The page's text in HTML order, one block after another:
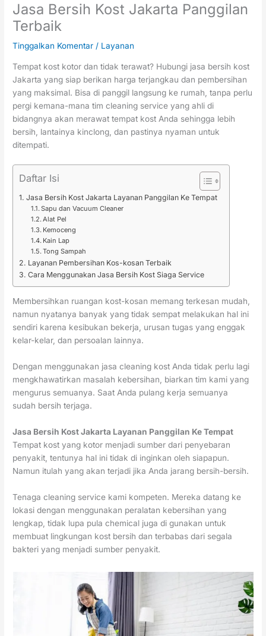
Jasa Bersih Kost Jakarta Panggilan
Terbaik
Tinggalkan Komentar / Layanan
Tempat kost kotor dan tidak terawat? Hubungi jasa bersih kost
Jakarta yang siap berikan harga terjangkau dan pembersihan
yang maksimal. Bisa di panggil langsung ke rumah, tanpa perlu
pergi kemana-mana tim cleaning service yang ahli di
bidangnya akan merawat tempat kost Anda sehingga lebih
bersih, lantainya kinclong, dan pastinya nyaman untuk
ditempati.
Daftar Isi
Jasa Bersih Kost Jakarta Layanan Panggilan Ke Tempat
Sapu dan Vacuum Cleaner
Alat Pel
Kemoceng
Kain Lap
Tong Sampah
Layanan Pembersihan Kos-kosan Terbaik
Cara Menggunakan Jasa Bersih Kost Siaga Service
Membersihkan ruangan kost-kosan memang terkesan mudah,
namun nyatanya banyak yang tidak sempat melakukan hal ini
sendiri karena kesibukan bekerja, urusan tugas yang enggak
kelar-kelar, dan persoalan lainnya.
Dengan menggunakan jasa cleaning kost Anda tidak perlu lagi
mengkhawatirkan masalah kebersihan, biarkan tim kami yang
mengurus semuanya. Saat Anda pulang kerja semuanya
sudah bersih terjaga.
Jasa Bersih Kost Jakarta Layanan Panggilan Ke Tempat
Tempat kost yang kotor menjadi sumber dari penyebaran
penyakit, tentunya hal ini tidak di inginkan oleh siapapun.
Namun itulah yang akan terjadi jika Anda jarang bersih-bersih.
Tenaga cleaning service kami kompeten. Mereka datang ke
lokasi dengan menggunakan peralatan kebersihan yang
lengkap, tidak lupa pula chemical juga di gunakan untuk
membuat lingkungan kost bersih dan terbabas dari segala
bakteri yang menjadi sumber penyakit.